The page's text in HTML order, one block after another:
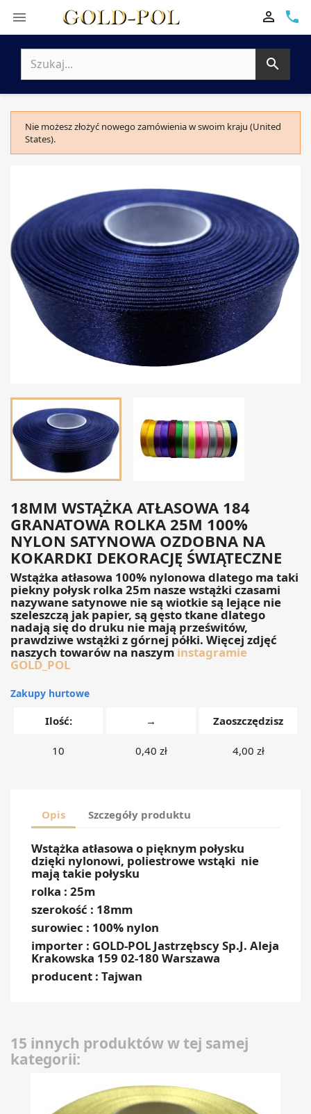
 phone


Nie możesz złożyć nowego zamówienia w swoim kraju (United
States).
18MM WSTĄŻKA ATŁASOWA 184
GRANATOWA ROLKA 25M 100%
NYLON SATYNOWA OZDOBNA NA
KOKARDKI DEKORACJĘ ŚWIĄTECZNE
Wstążka atłasowa 100% nylonowa dlatego ma taki
piekny połysk rolka 25m nasze wstążki czasami
nazywane satynowe nie są wiotkie są lejące nie
szeleszczą jak papier, są gęsto tkane dlatego
nadają się do druku nie mają prześwitów,
prawdziwe wstążki z górnej półki. Więcej zdjęć
naszych towarów na naszym instagramie
GOLD_POL
Zakupy hurtowe
Ilość: → Zaoszczędzisz
10 0,40 zł 4,00 zł
Opis Szczegóły produktu
Wstążka atłasowa o pięknym połysku
dzięki nylonowi, poliestrowe wstąki nie
mają takie połysku
rolka : 25m
szerokość : 18mm
surowiec : 100% nylon
importer : GOLD-POL Jastrzębscy Sp.J. Aleja
Krakowska 159 02-180 Warszawa
producent : Tajwan
15 innych produktów w tej samej
kategorii: